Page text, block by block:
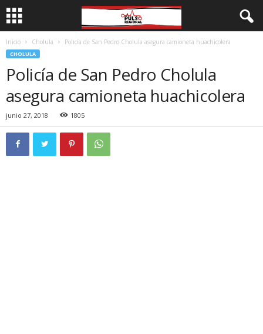
Inicio Cholula Policía de San Pedro Cholula asegura camioneta huachicolera
CHOLULA
Policía de San Pedro Cholula
asegura camioneta huachicolera
junio 27, 2018 1805